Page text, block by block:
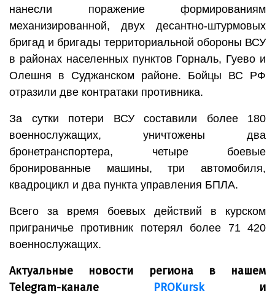
нанесли поражение формированиям
механизированной, двух десантно-штурмовых
бригад и бригады территориальной обороны ВСУ
в районах населенных пунктов Горналь, Гуево и
Олешня в Суджанском районе. Бойцы ВС РФ
отразили две контратаки противника.
За сутки потери ВСУ составили более 180
военнослужащих, уничтожены два
бронетранспортера, четыре боевые
бронированные машины, три автомобиля,
квадроцикл и два пункта управления БПЛА.
Всего за время боевых действий в курском
приграничье противник потерял более 71 420
военнослужащих.
Актуальные новости региона в нашем
Telegram-канале PROKurskи